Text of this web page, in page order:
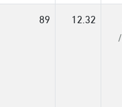
وسائل أمنية 25/14/
12.32
89